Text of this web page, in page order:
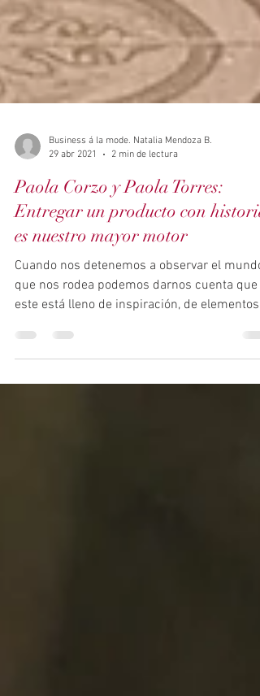
Business á la mode. Natalia Mendoza B.
29 abr 2021
2 min de lectura
Paola Corzo y Paola Torres:
Entregar un producto con historia
es nuestro mayor motor
Cuando nos detenemos a observar el mundo
este está lleno de inspiración, de elementos
que nos...